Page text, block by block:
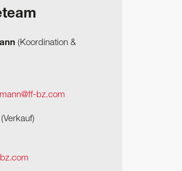
(Koordination &
bz.com
(Verkauf)